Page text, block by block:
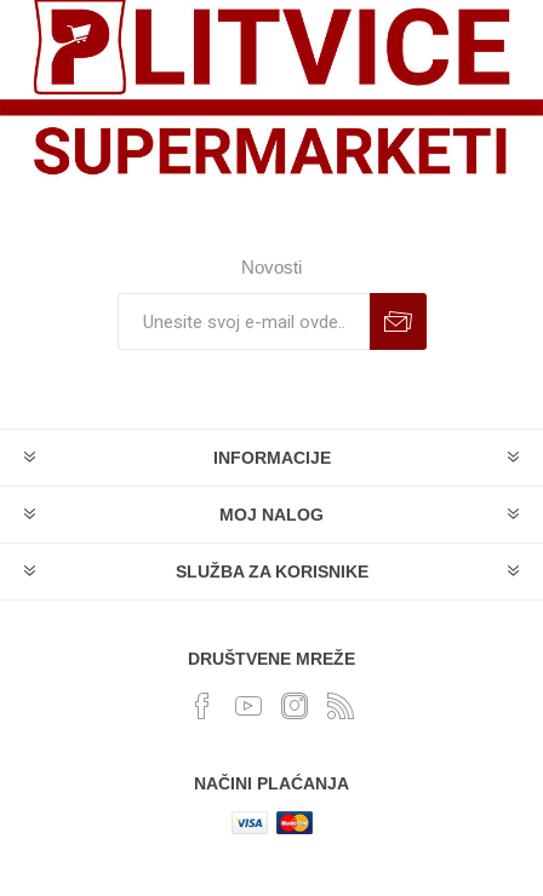
Novosti
INFORMACIJE
MOJ NALOG
SLUŽBA ZA KORISNIKE
DRUŠTVENE MREŽE
NAČINI PLAĆANJA